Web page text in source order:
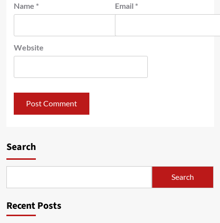
Name * Email *
Website
Search
Search
Recent Posts